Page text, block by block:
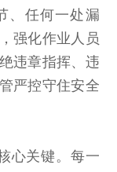
、任何一处漏
强化作业人员
违章指挥、违
严控守住安全
心关键。每一